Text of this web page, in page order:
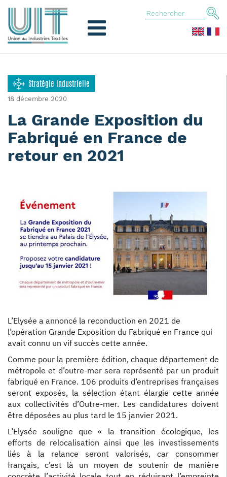
Stratégie industrielle
18 décembre 2020
La Grande Exposition du
Fabriqué en France de
retour en 2021
L’Elysée a annoncé la reconduction en 2021 de
l’opération Grande Exposition du Fabriqué en France qui
avait connu un vif succès cette année.
Comme pour la première édition, chaque département de
métropole et d’outre-mer sera représenté par un produit
fabriqué en France. 106 produits d’entreprises françaises
seront exposés, la sélection étant élargie cette année
aux collectivités d’Outre-mer. Les candidatures doivent
être déposées au plus tard le 15 janvier 2021.
L’Elysée souligne que « la transition écologique, les
efforts de relocalisation ainsi que les investissements
liés à la relance seront valorisés, car consommer
français, c’est là un moyen de soutenir de manière